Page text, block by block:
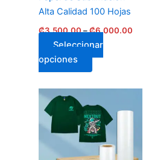
Alta Calidad 100 Hojas
₡3,500.00–₡6,000.00
Seleccionar
opciones
chosen
on
the
product
page
product
has
multiple
variants.